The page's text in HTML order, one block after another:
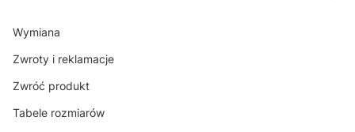
Wymiana
Zwroty i reklamacje
Zwróć produkt
Tabele rozmiarów